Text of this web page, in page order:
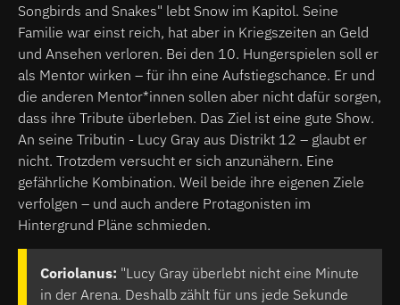
Songbirds and Snakes" lebt Snow im Kapitol. Seine
Familie war einst reich, hat aber in Kriegszeiten an Geld
und Ansehen verloren. Bei den 10. Hungerspielen soll er
als Mentor wirken – für ihn eine Aufstiegschance. Er und
die anderen Mentor*innen sollen aber nicht dafür sorgen,
dass ihre Tribute überleben. Das Ziel ist eine gute Show.
An seine Tributin - Lucy Gray aus Distrikt 12 – glaubt er
nicht. Trotzdem versucht er sich anzunähern. Eine
gefährliche Kombination. Weil beide ihre eigenen Ziele
verfolgen – und auch andere Protagonisten im
Hintergrund Pläne schmieden.
Coriolanus: "Lucy Gray überlebt nicht eine Minute
in der Arena. Deshalb zählt für uns jede Sekunde